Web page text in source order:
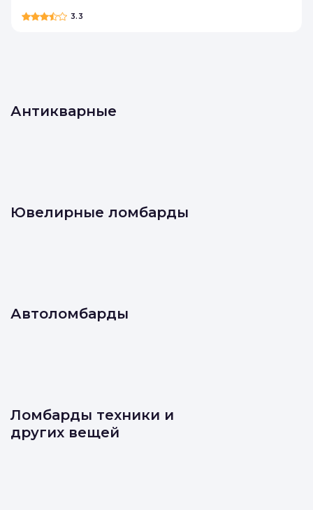
3.3
Антикварные
Ювелирные ломбарды
Автоломбарды
Ломбарды техники и
других вещей